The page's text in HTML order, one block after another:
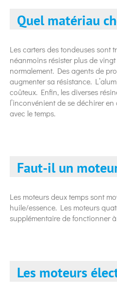
Quel matériau
Les carters des tondeuses sont
néanmoins résister plus de vingt
normalement. Des agents de
augmenter sa résistance.
coûteux. Enfin, les diverses
l’inconvénient de se déchirer
avec le temps.
Faut-il un
Les moteurs deux temps sont
huile/essence. Les moteurs
supplémentaire de fonctionner
Les moteurs